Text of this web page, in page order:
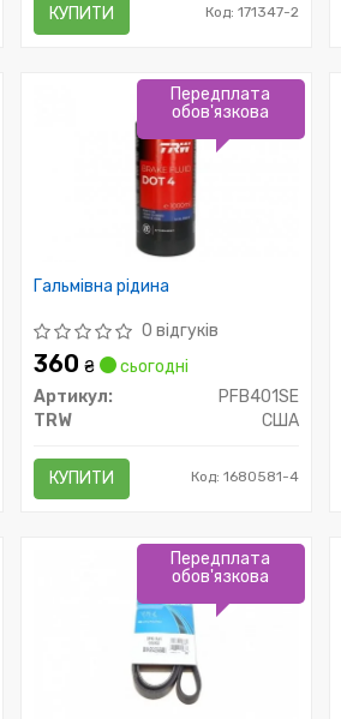
КУПИТИ Код: 171347-2
Гальмівна рідина
0 відгуків
360 ₴
сьогодні
Артикул:
PFB401SE
TRW
США
КУПИТИ Код: 1680581-4
Передплата
обов'язкова
Передплата
обов'язкова